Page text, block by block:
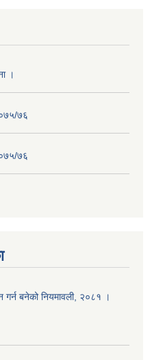
।
७६
७६
गर्न बनेको नियमावली, २०८१ ।